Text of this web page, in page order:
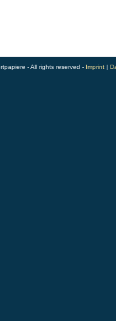
- All rights reserved - Imprint |